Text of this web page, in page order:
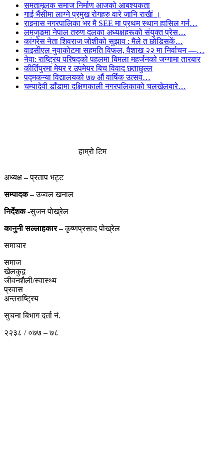
समतामूलक समाज निर्माण आजको आबश्यकता
गाई भैंसीमा लाग्ने प्रमुख रोगहरु वारे जानि राखैां ।
राइनास नगरपालिका भर मै SEE मा प्रथम स्थान हासिल गर्न…
लमजुङमा नेपाल तरुण दलका अध्यक्षहरूको संयुक्त प्रेस…
कांग्रेस नेता शिवराज जोशीको सुझाव : मैले त छोडिसकें…
वाइसीएल नुवाकोटमा सहमति विफल, वैशाख २२ मा निर्वाचन —…
नेवा: राष्ट्रिय परिषद्को पहलमा बिमला महर्जनको जग्गामा तारबार
कीर्तिपुरमा मेयर र उपमेयर बिच विवाद छताछुल्ल
पद्मकन्या विद्यालयको ७७ औं ‌‌वार्षिक ‌उत्सव…
चम्पादेवी डाँडामा दक्षिणकाली नगरपलिकाको चलखेलबारे…
हाम्रो टिम
अध्यक्ष – प्रताप भट्ट
सम्पादक– उज्वल खनाल
निर्देशक-सुजन पोख्रेल
कानुनी सल्लाहकार– कृष्णप्रसाद पोख्रेल
समाचार
समाज
खेलकुद़़
जीवनशैली/स्वास्थ्य
प्रवास
अन्तराष्ट्रिय
सुचना बिभाग दर्ता नं.
२२३८ / ०७७ – ७८